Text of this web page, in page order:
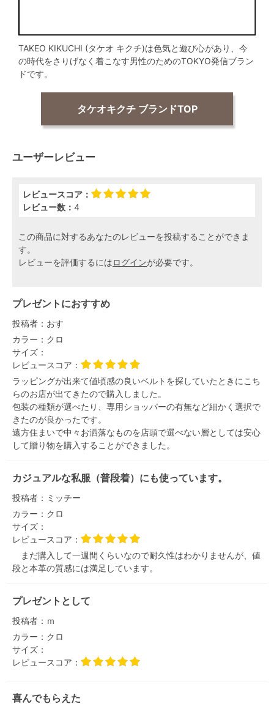
TAKEO KIKUCHI (タケオ キクチ)は色気と遊び心があり、今
の時代をさりげなく着こなす男性のためのTOKYO発信ブラン
ドです。
タケオキクチ ブランドTOP
ユーザーレビュー
レビュースコア：
レビュー数： 4
この商品に対するあなたのレビューを投稿することができま
す。
レビューを評価するにはログインが必要です。
プレゼントにおすすめ
投稿者： おす
カラー： クロ
サイズ：
レビュースコア：
ラッピングが出来て値頃感の良いベルトを探していたときにこち
らのお店が出てきたので購入しました。
包装の種類が選べたり、専用ショッパーの有無など細かく選択で
きたのが良かったです。
遠方住まいで中々お洒落なものを店頭で選べない層としては安心
して贈り物を購入することができました。
カジュアルな私服（普段着）にも使っています。
投稿者： ミッチー
カラー： クロ
サイズ：
レビュースコア：
まだ購入して一週間くらいなので耐久性はわかりませんが、値
段と本革の質感には満足しています。
プレゼントとして
投稿者： ｍ
カラー： クロ
サイズ：
レビュースコア：
喜んでもらえた